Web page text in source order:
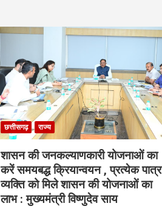
छत्तीसगढ़ राज्य
शासन की जनकल्याणकारी योजनाओं का
करें समयबद्ध क्रियान्वयन , प्रत्येक पात्र
व्यक्ति को मिले शासन की योजनाओं का
लाभ : मुख्यमंत्री विष्णुदेव साय